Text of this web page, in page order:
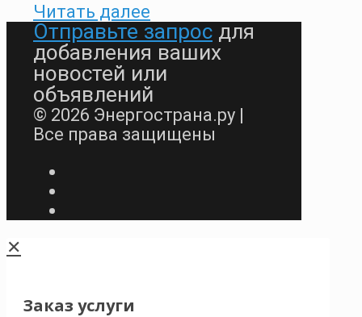
Читать далее
Отправьте запрос для
добавления ваших
новостей или
объявлений
© 2026 Энергострана.ру |
Все права защищены
✕
Заказ услуги